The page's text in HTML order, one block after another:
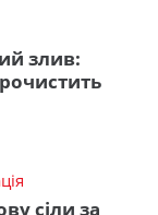
злив:
сіли за